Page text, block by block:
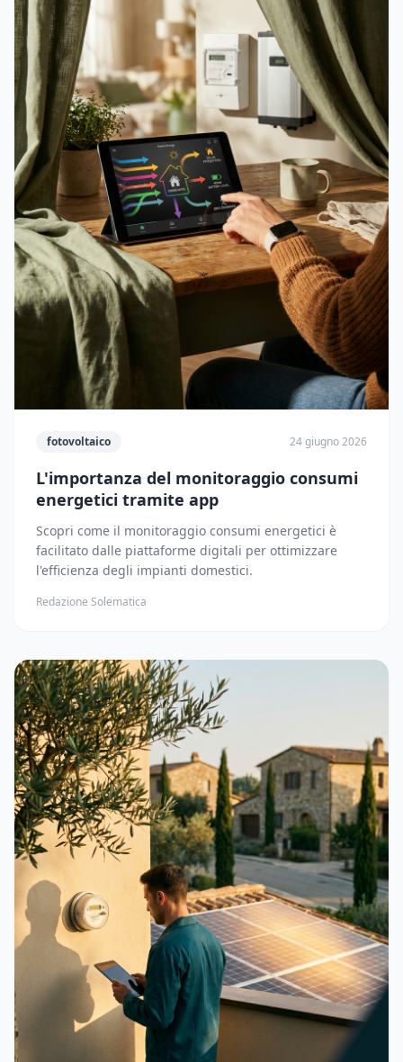
fotovoltaico 24 giugno 2026
L'importanza del monitoraggio consumi
energetici tramite app
Scopri come il monitoraggio consumi energetici è
facilitato dalle piattaforme digitali per ottimizzare
l'efficienza degli impianti domestici.
Redazione Solematica